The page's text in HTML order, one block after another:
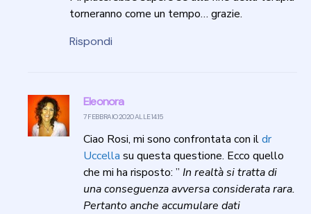
torneranno come un tempo… grazie.
Rispondi
Eleonora
7 FEBBRAIO 2020 ALLE 14:15
Ciao Rosi, mi sono confrontata con ildr
Uccella su questa questione. Ecco quello
che mi ha risposto: ” In realtà si tratta di
una conseguenza avversa considerata rara.
Pertanto anche accumulare dati